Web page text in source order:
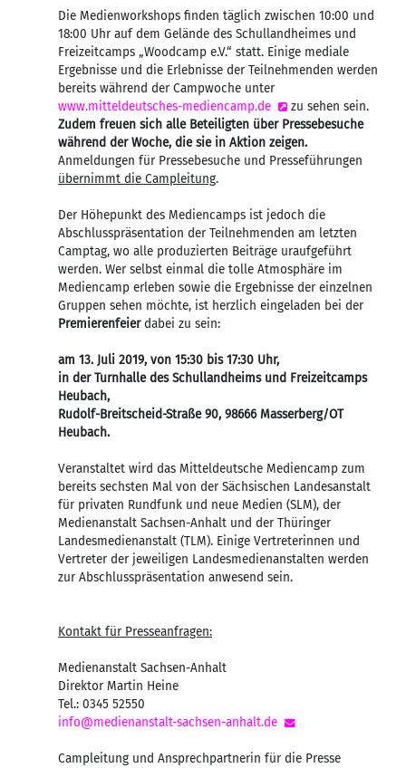
Die Medienworkshops finden täglich zwischen 10:00 und
18:00 Uhr auf dem Gelände des Schullandheimes und
Freizeitcamps „Woodcamp e.V.“ statt. Einige mediale
Ergebnisse und die Erlebnisse der Teilnehmenden werden
bereits während der Campwoche unter
www.mitteldeutsches-mediencamp.de
zu sehen sein.
Zudem freuen sich alle Beteiligten über Pressebesuche
während der Woche, die sie in Aktion zeigen.
Anmeldungen für Pressebesuche und Presseführungen
übernimmt die Campleitung.
Der Höhepunkt des Mediencamps ist jedoch die
Abschlusspräsentation der Teilnehmenden am letzten
Camptag, wo alle produzierten Beiträge uraufgeführt
werden. Wer selbst einmal die tolle Atmosphäre im
Mediencamp erleben sowie die Ergebnisse der einzelnen
Gruppen sehen möchte, ist herzlich eingeladen bei der
Premierenfeierdabei zu sein:
am 13. Juli 2019, von 15:30 bis 17:30 Uhr,
in der Turnhalle des Schullandheims und Freizeitcamps
Heubach,
Rudolf-Breitscheid-Straße 90, 98666 Masserberg/OT
Heubach.
Veranstaltet wird das Mitteldeutsche Mediencamp zum
bereits sechsten Mal von der Sächsischen Landesanstalt
für privaten Rundfunk und neue Medien (SLM), der
Medienanstalt Sachsen-Anhalt und der Thüringer
Landesmedienanstalt (TLM). Einige Vertreterinnen und
Vertreter der jeweiligen Landesmedienanstalten werden
zur Abschlusspräsentation anwesend sein.
Kontakt für Presseanfragen:
Medienanstalt Sachsen-Anhalt
Direktor Martin Heine
Tel.: 0345 52550
info@medienanstalt-sachsen-anhalt.de
Campleitung und Ansprechpartnerin für die Presse